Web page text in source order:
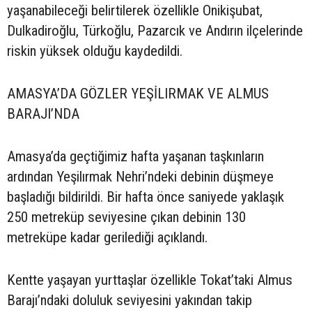
yaşanabileceği belirtilerek özellikle Onikişubat,
Dulkadiroğlu, Türkoğlu, Pazarcık ve Andırın ilçelerinde
riskin yüksek olduğu kaydedildi.
AMASYA’DA GÖZLER YEŞİLIRMAK VE ALMUS
BARAJI’NDA
Amasya’da geçtiğimiz hafta yaşanan taşkınların
ardından Yeşilırmak Nehri’ndeki debinin düşmeye
başladığı bildirildi. Bir hafta önce saniyede yaklaşık
250 metreküp seviyesine çıkan debinin 130
metreküpe kadar gerilediği açıklandı.
Kentte yaşayan yurttaşlar özellikle Tokat’taki Almus
Barajı’ndaki doluluk seviyesini yakından takip